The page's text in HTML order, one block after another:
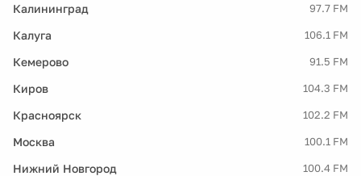
Калининград 97.7 FM
Калуга 106.1 FM
Кемерово 91.5 FM
Киров 104.3 FM
Красноярск 102.2 FM
Москва 100.1 FM
Нижний Новгород 100.4 FM